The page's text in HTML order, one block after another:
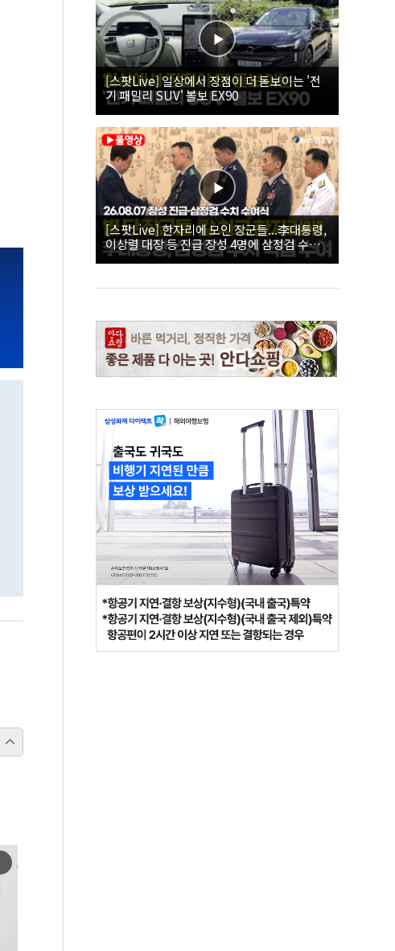
[스팟Live] 일상에서 장점이 더 돋보이는 '전
기 패밀리 SUV' 볼보 EX90
[스팟Live] 한자리에 모인 장군들...李대통령,
이상렬 대장 등 진급 장성 4명에 삼정검 수치
직접 수여｜26.08.07 장성 진급·삼정검 수치